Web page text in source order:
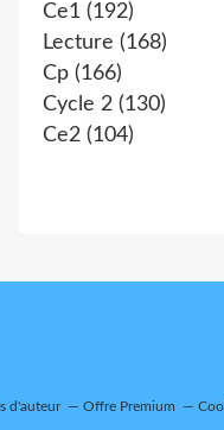
Ce1 (192)
Lecture (168)
Cp (166)
Cycle 2 (130)
Ce2 (104)
d'auteur Offre Premium